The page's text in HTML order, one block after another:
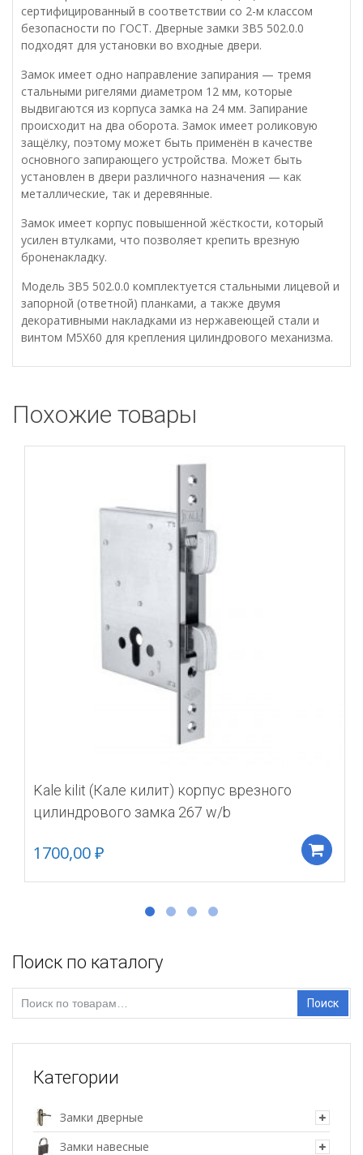
сертифицированный в соответствии со 2-м классом
безопасности по ГОСТ. Дверные замки ЗВ5 502.0.0
подходят для установки во входные двери.
Замок имеет одно направление запирания — тремя
стальными ригелями диаметром 12 мм, которые
выдвигаются из корпуса замка на 24 мм. Запирание
происходит на два оборота. Замок имеет роликовую
защёлку, поэтому может быть применён в качестве
основного запирающего устройства. Может быть
установлен в двери различного назначения — как
металлические, так и деревянные.
Замок имеет корпус повышенной жёсткости, который
усилен втулками, что позволяет крепить врезную
броненакладку.
Модель ЗВ5 502.0.0 комплектуется стальными лицевой и
запорной (ответной) планками, а также двумя
декоративными накладками из нержавеющей стали и
винтом М5Х60 для крепления цилиндрового механизма.
Похожие товары
Kale kilit (Кале килит) корпус врезного
цилиндрового замка 267 w/b
1700,00₽
Поиск по каталогу
Поиск
Категории
Замки дверные
Замки навесные